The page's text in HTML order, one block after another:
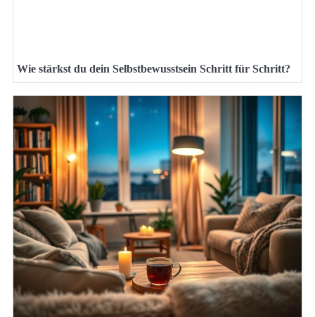
Wie stärkst du dein Selbstbewusstsein Schritt für Schritt?